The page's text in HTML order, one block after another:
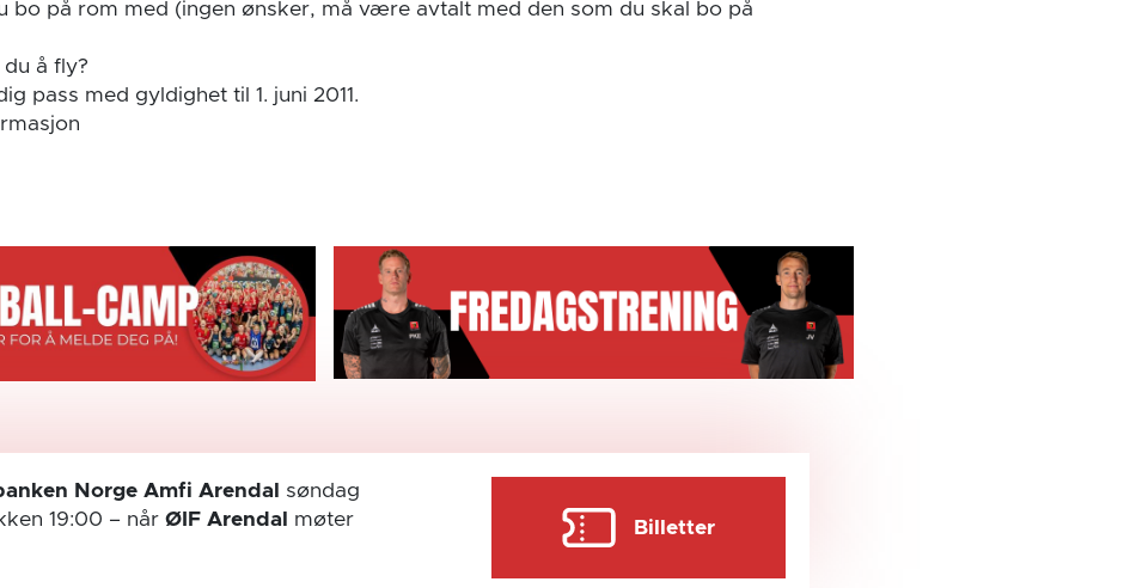
bo på rom med (ingen ønsker, må være avtalt med den som du skal bo på
å fly?
pass med gyldighet til 1. juni 2011.
Norge Amfi Arendal
søndag
19:00 – når ØIF Arendal
møter
Billetter